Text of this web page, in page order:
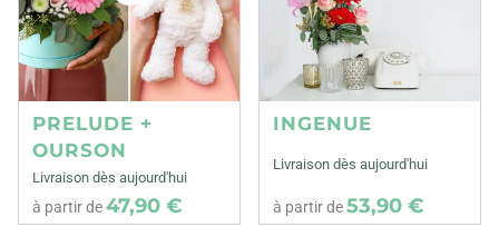
PRELUDE +
OURSON
Livraison dès aujourd'hui
à partir de47,90 €
INGENUE
Livraison dès aujourd'hui
à partir de53,90 €